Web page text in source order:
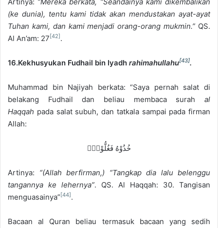
(ke dunia), tentu kami tidak akan mendustakan ayat-ayat
Tuhan kami, dan kami menjadi orang-orang mukmin.” QS.
Al An’am: 27 [42] .
16.Kekhusyukan Fudhail bin Iyadh rahimahullahu[43].
Muhammad bin Najiyah berkata: “Saya pernah salat di
belakang Fudhail dan beliau membaca surah al
Haqqah pada salat subuh, dan tatkala sampai pada firman
Allah:
خُذُوْهُ فَغُلُّوْهُۙ
Artinya: “(Allah berfirman,) “Tangkap dia lalu belenggu
tangannya ke lehernya”. QS. Al Haqqah: 30. Tangisan
menguasainya” [44] .
Bacaan al Quran beliau termasuk bacaan yang sedih